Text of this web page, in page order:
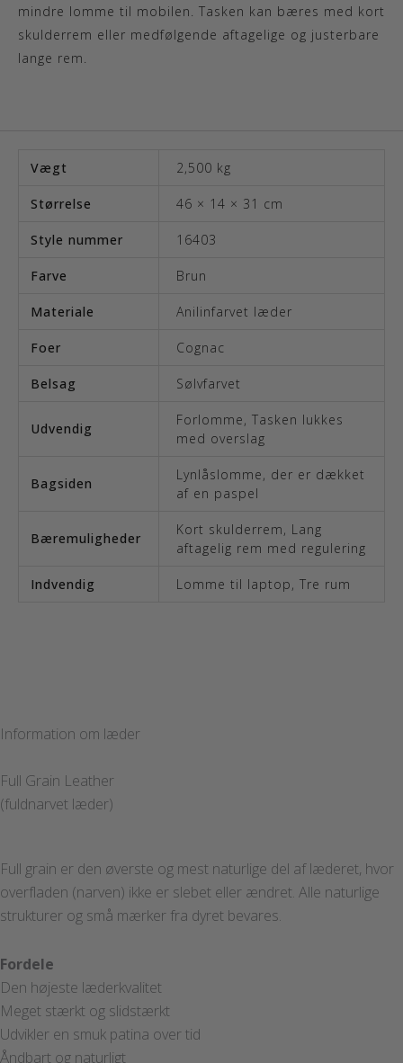
mindre lomme til mobilen. Tasken kan bæres med kort
skulderrem eller medfølgende aftagelige og justerbare
lange rem.
Vægt 2,500 kg
Størrelse 46 × 14 × 31 cm
Style nummer 16403
Farve Brun
Materiale Anilinfarvet læder
Foer Cognac
Belsag Sølvfarvet
Udvendig
Forlomme, Tasken lukkes
med overslag
Bagsiden
Lynlåslomme, der er dækket
af en paspel
Bæremuligheder
Kort skulderrem, Lang
aftagelig rem med regulering
Indvendig Lomme til laptop, Tre rum
Information om læder
Full Grain Leather
(fuldnarvet læder)
Full grain er den øverste og mest naturlige del af læderet, hvor
overfladen (narven) ikke er slebet eller ændret. Alle naturlige
strukturer og små mærker fra dyret bevares.
Fordele
Den højeste læderkvalitet
Meget stærkt og slidstærkt
Udvikler en smuk patina over tid
Åndbart og naturligt